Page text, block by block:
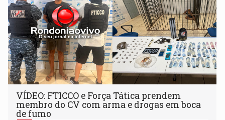
VÍDEO: FTICCO e Força Tática prendem
membro do CV com arma e drogas em boca
de fumo